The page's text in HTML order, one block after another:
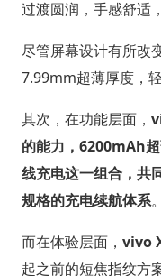
过渡圆润，手感舒适
尽管屏幕设计有所改
7.99mm超薄厚度，
其次，在功能层面，
的能力，6200mAh
线充电这一组合，共
规格的充电续航体系。
而在体验层面， vivo
起之前的短焦指纹方